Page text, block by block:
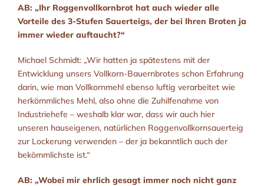
AB: „Ihr Roggenvollkornbrot hat auch wieder alle
Vorteile des 3-Stufen Sauerteigs, der bei Ihren Broten ja
immer wieder auftaucht?“
Michael Schmidt: „Wir hatten ja spätestens mit der
Entwicklung unsers Vollkorn-Bauernbrotes schon Erfahrung
darin, wie man Vollkornmehl ebenso luftig verarbeitet wie
herkömmliches Mehl, also ohne die Zuhilfenahme von
Industriehefe – weshalb klar war, dass wir auch hier
unseren hauseigenen, natürlichen Roggenvollkornsauerteig
zur Lockerung verwenden – der ja bekanntlich auch der
bekömmlichste ist.“
AB: „Wobei mir ehrlich gesagt immer noch nicht ganz